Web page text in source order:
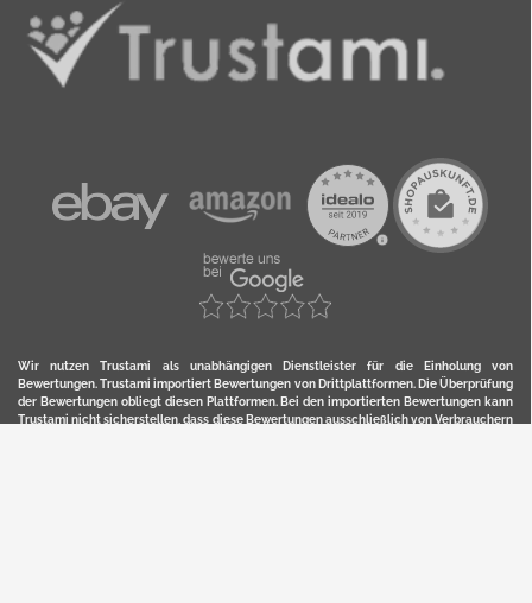
Wir nutzen Trustami als unabhängigen Dienstleister für die Einholung von
Bewertungen. Trustami importiert Bewertungen von Drittplattformen. Die Überprüfung
der Bewertungen obliegt diesen Plattformen. Bei den importierten Bewertungen kann
Trustami nicht sicherstellen, dass diese Bewertungen ausschließlich von Verbrauchern